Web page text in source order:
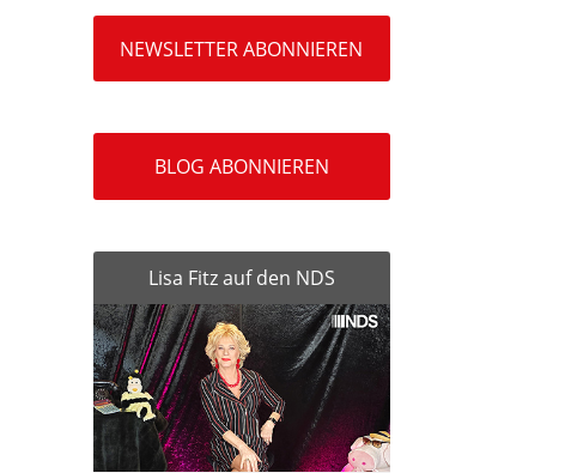
NEWSLETTER ABONNIEREN
BLOG ABONNIEREN
Lisa Fitz auf den NDS